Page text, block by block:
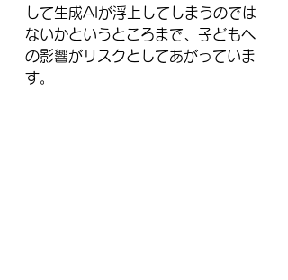
して生成AIが浮上してしまうのでは
ないかというところまで、子どもへ
の影響がリスクとしてあがっていま
す。